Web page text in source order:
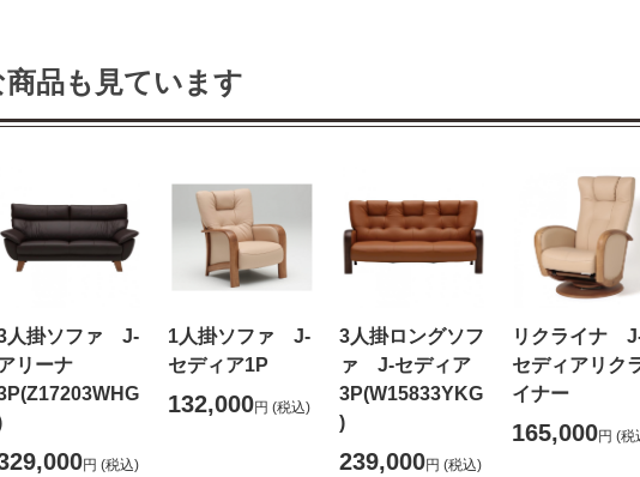
品も見ています
人掛ソファ J-
リーナ
円 (税込)
1人掛ソファ J-
セディア1P
132,000円 (税込)
3人掛ロングソフ
ァ J-セディア
3P(W15833YKG
)
239,000円 (税込)
リクライナ
セディアリク
イナー
165,000円 (税